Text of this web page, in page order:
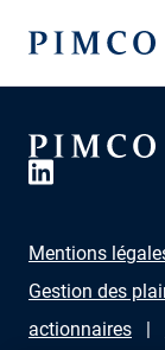
Mentions
Gestion des
actionnaires